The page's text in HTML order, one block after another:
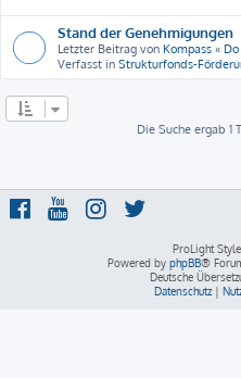
Stand der Genehmigungen
Letzter Beitrag von Kompass «
Verfasst in Strukturfonds-
Die Suche ergab 1
ProLight
Powered by phpBB®
Deutsche
Datenschutz |